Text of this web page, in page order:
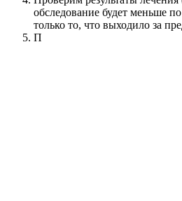
обследование будет меньше
только то, что выходило за
П